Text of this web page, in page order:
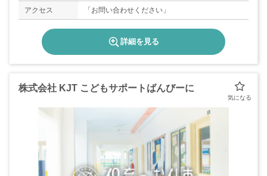
アクセス 「お問い合わせください」
詳細を見る
株式会社 KJT こどもサポートばんびーに